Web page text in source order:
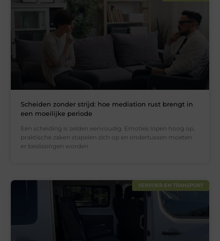
Scheiden zonder strijd: hoe mediation rust brengt in
een moeilijke periode
Een scheiding is zelden eenvoudig. Emoties lopen hoog op,
praktische zaken stapelen zich op en ondertussen moeten
er beslissingen worden
VERVOER EN TRANSPORT